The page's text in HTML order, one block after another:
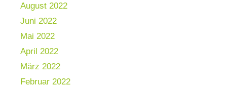
August 2022
Juni 2022
Mai 2022
April 2022
März 2022
Februar 2022